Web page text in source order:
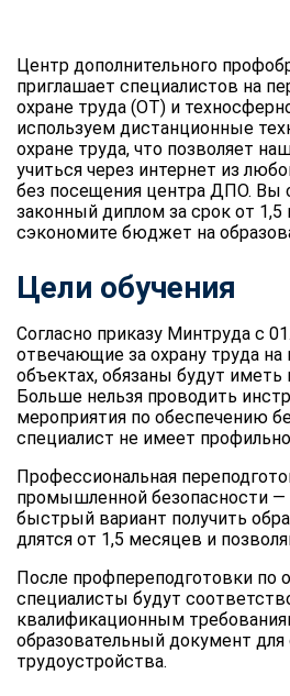
Центр дополнительного
приглашает специалистов на
охране труда (ОТ) и
используем дистанционные
охране труда, что позволяет
учиться через интернет из
без посещения центра ДПО. Вы
законный диплом за срок от
сэкономите бюджет на
Цели обучения
Согласно приказу Минтруда с
отвечающие за охрану труда
объектах, обязаны будут
Больше нельзя проводить
мероприятия по обеспечению
специалист не имеет
Профессиональная
промышленной безопасности
быстрый вариант получить
длятся от 1,5 месяцев и
После профпереподготовки по
специалисты будут
квалификационным
образовательный документ для
трудоустройства.